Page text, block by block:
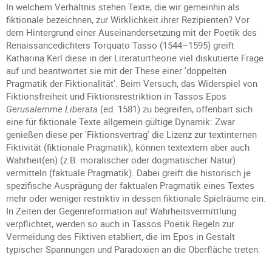
In welchem Verhältnis stehen Texte, die wir gemeinhin als
fiktionale bezeichnen, zur Wirklichkeit ihrer Rezipienten? Vor
dem Hintergrund einer Auseinandersetzung mit der Poetik des
Renaissancedichters Torquato Tasso (1544–1595) greift
Katharina Kerl diese in der Literaturtheorie viel diskutierte Frage
auf und beantwortet sie mit der These einer 'doppelten
Pragmatik der Fiktionalität'. Beim Versuch, das Widerspiel von
Fiktionsfreiheit und Fiktionsrestriktion in Tassos Epos
Gerusalemme Liberata (ed. 1581) zu begreifen, offenbart sich
eine für fiktionale Texte allgemein gültige Dynamik: Zwar
genießen diese per 'Fiktionsvertrag' die Lizenz zur textinternen
Fiktivität (fiktionale Pragmatik), können textextern aber auch
Wahrheit(en) (z.B. moralischer oder dogmatischer Natur)
vermitteln (faktuale Pragmatik). Dabei greift die historisch je
spezifische Ausprägung der faktualen Pragmatik eines Textes
mehr oder weniger restriktiv in dessen fiktionale Spielräume ein.
In Zeiten der Gegenreformation auf Wahrheitsvermittlung
verpflichtet, werden so auch in Tassos Poetik Regeln zur
Vermeidung des Fiktiven etabliert, die im Epos in Gestalt
typischer Spannungen und Paradoxien an die Oberfläche treten.